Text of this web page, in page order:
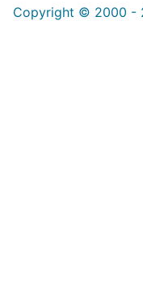
Copyright © 2000 -